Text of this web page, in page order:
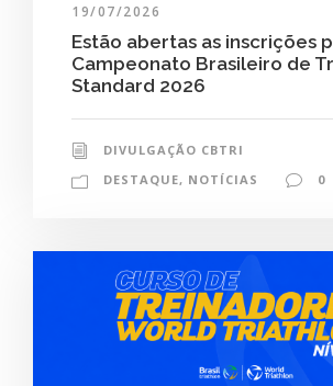
19/07/2026
Estão abertas as inscrições
Campeonato Brasileiro de
Standard 2026
DIVULGAÇÃO CBTRI
DESTAQUE, NOTÍCIAS 0